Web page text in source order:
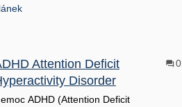
Attention Deficit
Disorder
0
ADHD (Attention Deficit